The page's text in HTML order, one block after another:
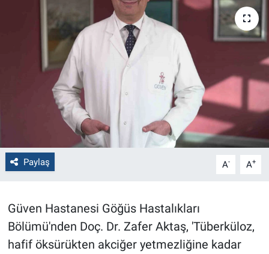
Paylaş A- A+
Güven Hastanesi Göğüs Hastalıkları
Bölümü'nden Doç. Dr. Zafer Aktaş, 'Tüberküloz,
hafif öksürükten akciğer yetmezliğine kadar
Gezi
Çevre
Magazin